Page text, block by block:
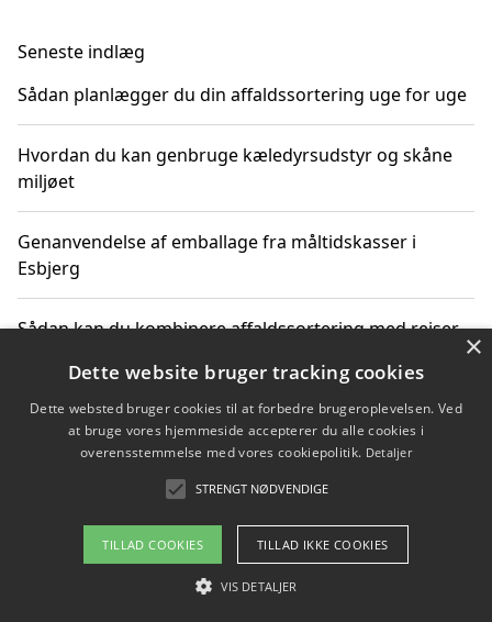
Seneste indlæg
Sådan planlægger du din affaldssortering uge for uge
Hvordan du kan genbruge kæledyrsudstyr og skåne
miljøet
Genanvendelse af emballage fra måltidskasser i
Esbjerg
Sådan kan du kombinere affaldssortering med rejser
Hvordan affaldssortering kan bidrage til co2 reduktion
Om / kontakt
Blog Betingelser
×
Dette website bruger tracking cookies
Dette websted bruger cookies til at forbedre brugeroplevelsen. Ved
at bruge vores hjemmeside accepterer du alle cookies i
overensstemmelse med vores cookiepolitik. Detaljer
STRENGT NØDVENDIGE
TILLAD COOKIES TILLAD IKKE COOKIES
VIS DETALJER